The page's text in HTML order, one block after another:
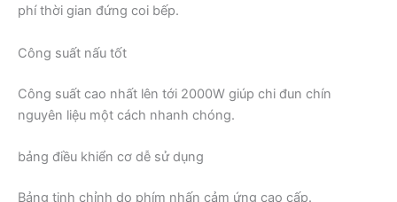
phí thời gian đứng coi bếp.
Công suất nấu tốt
Công suất cao nhất lên tới 2000W giúp chi đun chín
nguyên liệu một cách nhanh chóng.
bảng điều khiển cơ dễ sử dụng
Bảng tinh chỉnh do phím nhấn cảm ứng cao cấp.